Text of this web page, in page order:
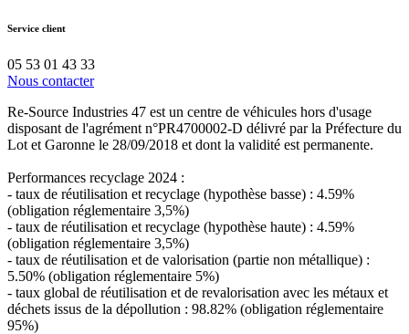
Service client
05 53 01 43 33
Nous contacter
Re-Source Industries 47 est un centre de véhicules hors d'usage
disposant de l'agrément n°PR4700002-D délivré par la Préfecture du
Lot et Garonne le 28/09/2018 et dont la validité est permanente.
Performances recyclage 2024 :
- taux de réutilisation et recyclage (hypothèse basse) : 4.59%
(obligation réglementaire 3,5%)
- taux de réutilisation et recyclage (hypothèse haute) : 4.59%
(obligation réglementaire 3,5%)
- taux de réutilisation et de valorisation (partie non métallique) :
5.50% (obligation réglementaire 5%)
- taux global de réutilisation et de revalorisation avec les métaux et
déchets issus de la dépollution : 98.82% (obligation réglementaire
95%)